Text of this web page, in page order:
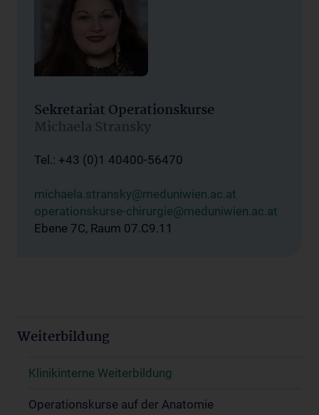
Sekretariat Operationskurse
Michaela Stransky
Tel.: +43 (0)1 40400-56470
michaela.stransky@meduniwien.ac.at
operationskurse-chirurgie@meduniwien.ac.at
Ebene 7C, Raum 07.C9.11
Weiterbildung
Klinikinterne Weiterbildung
Operationskurse auf der Anatomie